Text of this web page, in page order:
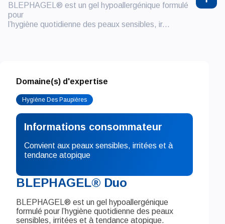
BLEPHAGEL® est un gel hypoallergénique formulé
pour
l’hygiène quotidienne des peaux sensibles, ir...
Domaine(s) d'expertise
Hygiène Des Paupières
Informations consommateur
Convient aux peaux sensibles, irritées et à
tendance atopique
BLEPHAGEL® Duo
BLEPHAGEL® est un gel hypoallergénique
formulé pour l’hygiène quotidienne des peaux
sensibles, irritées et à tendance atopique.